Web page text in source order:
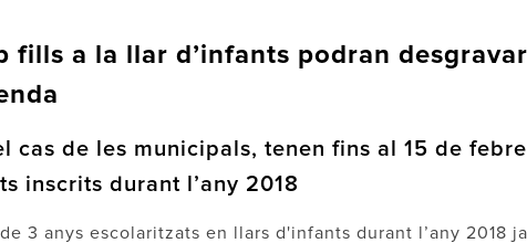
fills a la llar d’infants podran
cas de les municipals, tenen fins al 15 de
inscrits durant l’any 2018
3 anys escolaritzats en llars d'infants durant l’any 2018 ja